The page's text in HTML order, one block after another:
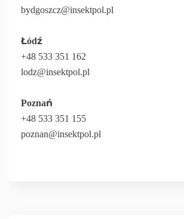
bydgoszcz@insektpol.pl
Łódź
+48 533 351 162
lodz@insektpol.pl
Poznań
+48 533 351 155
poznan@insektpol.pl